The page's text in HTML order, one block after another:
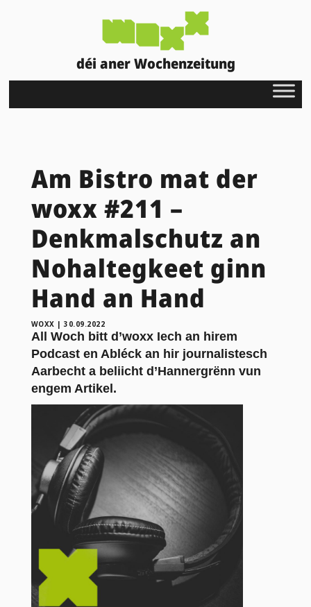
déi aner Wochenzeitung
Am Bistro mat der
woxx #211 –
Denkmalschutz an
Nohaltegkeet ginn
Hand an Hand
WOXX |30.09.2022
All Woch bitt d’woxx Iech an hirem
Podcast en Abléck an hir journalistesch
Aarbecht a beliicht d’Hannergrënn vun
engem Artikel.